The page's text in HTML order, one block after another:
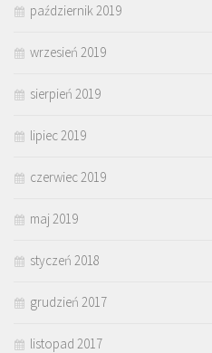
październik 2019
wrzesień 2019
sierpień 2019
lipiec 2019
czerwiec 2019
maj 2019
styczeń 2018
grudzień 2017
listopad 2017